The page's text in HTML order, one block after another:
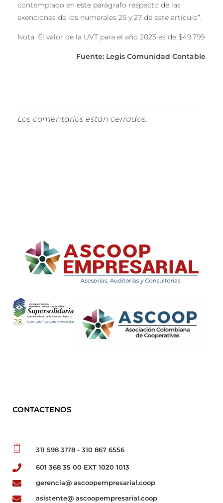
contemplado en este parágrafo respecto de las
exenciones de los numerales 25 y 27 de este artículo”.
Nota: El valor de la UVT para el año 2025 es de $49.799
Fuente: Legis Comunidad Contable
Los comentarios están cerrados.
CONTACTENOS
311 598 3178 - 310 867 6556
601 368 35 00 EXT 1020 1013
gerencia@ ascoopempresarial.coop
asistente@ ascoopempresarial.coop